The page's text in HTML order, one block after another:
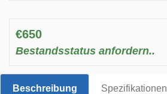
€650
Bestandsstatus anfordern..
Beschreibung Spezifikationen